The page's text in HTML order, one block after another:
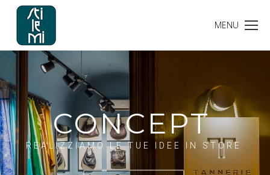
CONCEPT
REALIZZIAMO LE TUE IDEE IN STORE